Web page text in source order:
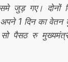
जुड़ गए। दोनों
अपने 1 दिन का
सो पैसठ रु